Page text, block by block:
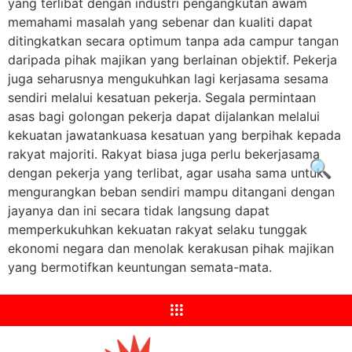
🔍
memahami masalah yang sebenar dan kualiti dapat
ditingkatkan secara optimum tanpa ada campur tangan
daripada pihak majikan yang berlainan objektif. Pekerja
juga seharusnya mengukuhkan lagi kerjasama sesama
sendiri melalui kesatuan pekerja. Segala permintaan
asas bagi golongan pekerja dapat dijalankan melalui
kekuatan jawatankuasa kesatuan yang berpihak kepada
rakyat majoriti. Rakyat biasa juga perlu bekerjasama
dengan pekerja yang terlibat, agar usaha sama untuk
mengurangkan beban sendiri mampu ditangani dengan
jayanya dan ini secara tidak langsung dapat
memperkukuhkan kekuatan rakyat selaku tunggak
ekonomi negara dan menolak kerakusan pihak majikan
yang bermotifkan keuntungan semata-mata.